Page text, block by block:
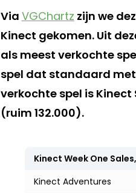
Via VGChartz zijn we
Kinect gekomen. Uit
als meest verkochte
spel dat standaard
verkochte spel is
(ruim 132.000).
Kinect Week One
Kinect Adventures